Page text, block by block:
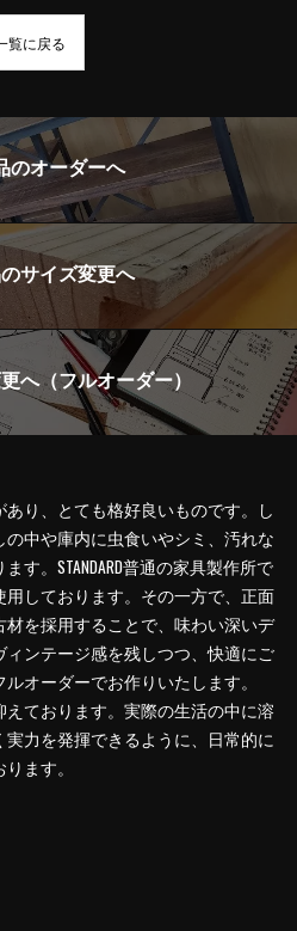
覧に戻る
のオーダーへ
サイズ変更へ
へ（フルオーダー）
り、とても格好良いものです。し
中や庫内に虫食いやシミ、汚れな
す。STANDARD普通の家具製作所で
しております。その一方で、正面
を採用することで、味わい深いデ
ンテージ感を残しつつ、快適にご
オーダーでお作りいたします。
ております。実際の生活の中に溶
力を発揮できるように、日常的に
ます。